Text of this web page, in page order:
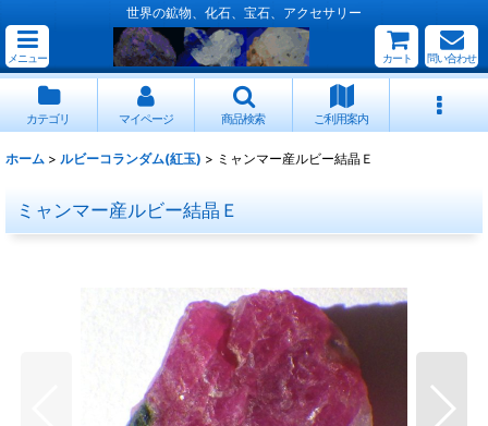
世界の鉱物、化石、宝石、アクセサリー
メニュー カート 問い合わせ
カテゴリ マイページ 商品検索 ご利用案内
ホーム > ルビーコランダム(紅玉) > ミャンマー産ルビー結晶Ｅ
ミャンマー産ルビー結晶Ｅ